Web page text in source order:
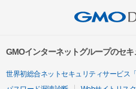
GMOインターネットグループのセ
世界初総合ネットセキュリティサービス